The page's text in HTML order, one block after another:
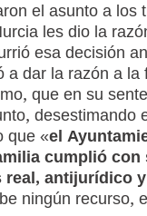
el asunto a los
les dio la
esa decisión
dar la razón a la
que en su
desestimando
que «el
cumplió
antijurídico
ningún recurso,